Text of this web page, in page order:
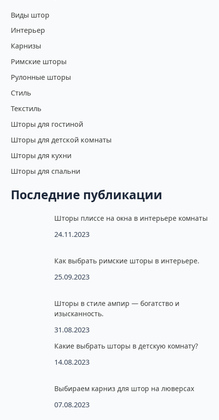
Виды штор
Интерьер
Карнизы
Римские шторы
Рулонные шторы
Стиль
Текстиль
Шторы для гостиной
Шторы для детской комнаты
Шторы для кухни
Шторы для спальни
Последние публикации
Шторы плиссе на окна в интерьере комнаты
24.11.2023
Как выбрать римские шторы в интерьере.
25.09.2023
Шторы в стиле ампир — богатство и
изысканность.
31.08.2023
Какие выбрать шторы в детскую комнату?
14.08.2023
Выбираем карниз для штор на люверсах
07.08.2023